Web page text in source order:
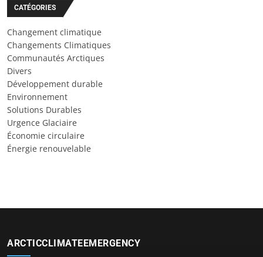
CATÉGORIES
Changement climatique
Changements Climatiques
Communautés Arctiques
Divers
Développement durable
Environnement
Solutions Durables
Urgence Glaciaire
Économie circulaire
Énergie renouvelable
ARCTICCLIMATEEMERGENCY